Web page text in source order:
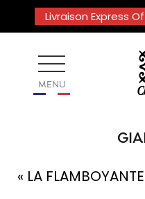
Livraison Express
MENU
« LA